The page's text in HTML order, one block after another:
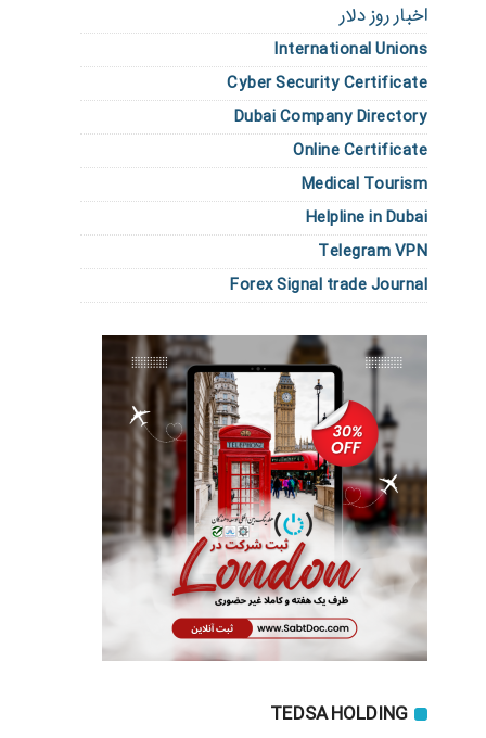
اخبار روز دلار
International Unions
Cyber Security Certificate
Dubai Company Directory
Online Certificate
Medical Tourism
Helpline in Dubai
Telegram VPN
Forex Signal trade Journal
TEDSA HOLDING